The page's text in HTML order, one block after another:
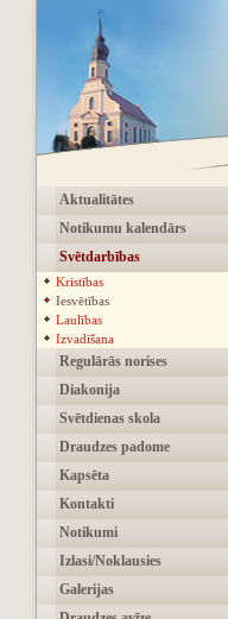
Aktualitātes
Notikumu kalendārs
Svētdarbības
Kristības
Iesvētības
Laulības
Izvadīšana
Regulārās norises
Diakonija
Svētdienas skola
Draudzes padome
Kapsēta
Kontakti
Notikumi
Izlasi/Noklausies
Galerijas